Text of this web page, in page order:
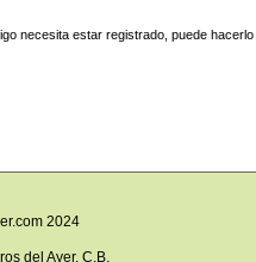
necesita estar registrado, puede hacerlo
2024
del Ayer, C.B.